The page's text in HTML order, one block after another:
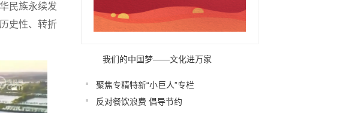
民族永续发
史性、转折
我们的中国梦——文化进万家
聚焦专精特新“小巨人”专栏
反对餐饮浪费 倡导节约